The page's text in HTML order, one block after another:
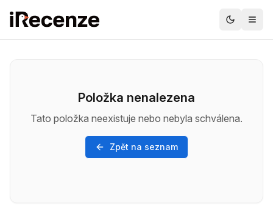
Položka nenalezena
Tato položka neexistuje nebo nebyla schválena.
Zpět na seznam